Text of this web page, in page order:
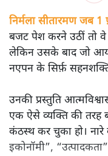
मोदी सरकार का बजट
लेकिन क्या वह देहलीज़
और ठहरे फैसलों के बीच
निर्मला सीतारमण जब 1